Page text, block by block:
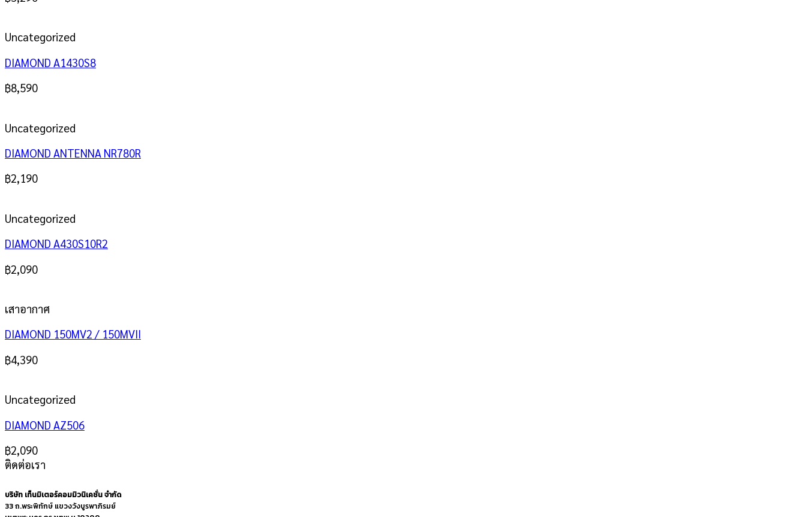
Uncategorized
DIAMOND A1430S8
฿8,590
Uncategorized
DIAMOND ANTENNA NR780R
฿2,190
Uncategorized
DIAMOND A430S10R2
฿2,090
เสาอากาศ
DIAMOND 150MV2 / 150MVII
฿4,390
Uncategorized
DIAMOND AZ506
฿2,090
ติดต่อเรา
บริษัท เท็นมิเตอร์คอมมิวนิเคชั่น จำกัด
33 ถ.พระพิทักษ์ แขวงวังบูรพาภิรมย์